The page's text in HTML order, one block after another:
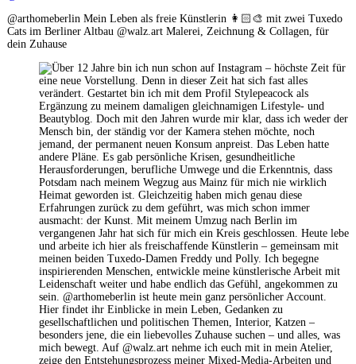
@arthomeberlin Mein Leben als freie Künstlerin 👩🏻‍🎨 mit zwei Tuxedo
Cats im Berliner Altbau @walz.art Malerei, Zeichnung & Collagen, für
dein Zuhause